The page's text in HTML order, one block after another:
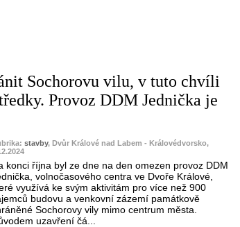
Sochorovu vilu, v tuto chvíli
Provoz DDM Jednička je
stavby, Dvůr Králové nad Labem - Královédvorsko,
konci října byl ze dne na den omezen provoz DDM
volnočasového centra ve Dvoře Králové,
využívá ke svým aktivitám pro více než 900
budovu a venkovní zázemí památkově
Sochorovy vily mimo centrum města.
uzavření čá...